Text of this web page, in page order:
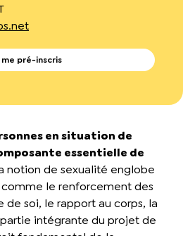
me pré-inscris
en situation de
essentielle de
notion de sexualité englobe
le renforcement des
de soi, le rapport au corps, la
intégrante du projet de